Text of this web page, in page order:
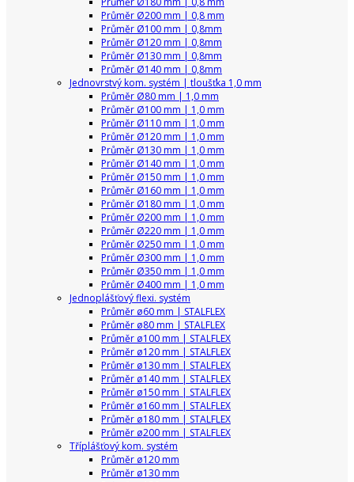
Průměr Ø200 mm | 0,8 mm
Průměr Ø100 mm | 0,8mm
Průměr Ø120 mm | 0,8mm
Průměr Ø130 mm | 0,8mm
Průměr Ø140 mm | 0,8mm
Jednovrstvý kom. systém | tloušťka 1,0 mm
Průměr Ø80 mm | 1,0 mm
Průměr Ø100 mm | 1,0 mm
Průměr Ø110 mm | 1,0 mm
Průměr Ø120 mm | 1,0 mm
Průměr Ø130 mm | 1,0 mm
Průměr Ø140 mm | 1,0 mm
Průměr Ø150 mm | 1,0 mm
Průměr Ø160 mm | 1,0 mm
Průměr Ø180 mm | 1,0 mm
Průměr Ø200 mm | 1,0 mm
Průměr Ø220 mm | 1,0 mm
Průměr Ø250 mm | 1,0 mm
Průměr Ø300 mm | 1,0 mm
Průměr Ø350 mm | 1,0 mm
Průměr Ø400 mm | 1,0 mm
Jednoplášťový flexi. systém
Průměr ø60 mm | STALFLEX
Průměr ø80 mm | STALFLEX
Průměr ø100 mm | STALFLEX
Průměr ø120 mm | STALFLEX
Průměr ø130 mm | STALFLEX
Průměr ø140 mm | STALFLEX
Průměr ø150 mm | STALFLEX
Průměr ø160 mm | STALFLEX
Průměr ø180 mm | STALFLEX
Průměr ø200 mm | STALFLEX
Tříplášťový kom. systém
Průměr ø120 mm
Průměr ø130 mm